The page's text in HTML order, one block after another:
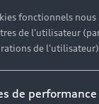
dynamique
fonctionnels
de l'utilisateur
de
de performance